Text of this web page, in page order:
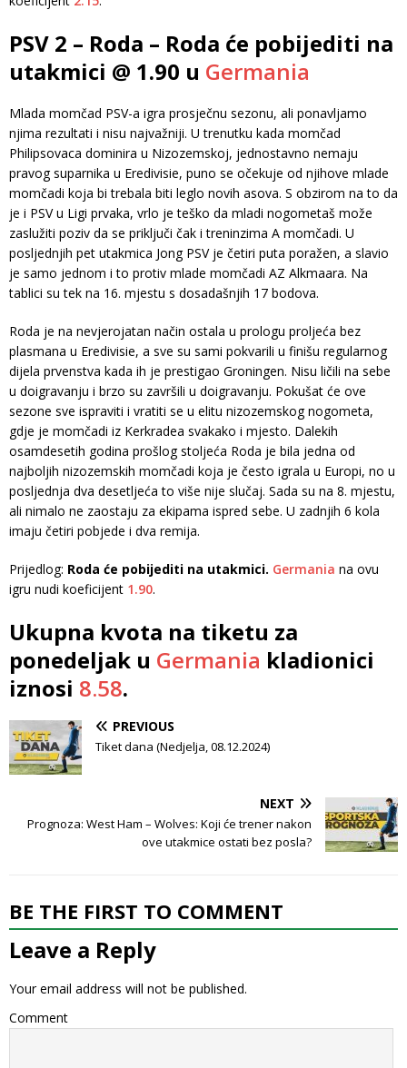
PSV 2 – Roda – Roda će pobijediti na
utakmici @ 1.90 u Germania
Mlada momčad PSV-a igra prosječnu sezonu, ali ponavljamo
njima rezultati i nisu najvažniji. U trenutku kada momčad
Philipsovaca dominira u Nizozemskoj, jednostavno nemaju
pravog suparnika u Eredivisie, puno se očekuje od njihove mlade
momčadi koja bi trebala biti leglo novih asova. S obzirom na to da
je i PSV u Ligi prvaka, vrlo je teško da mladi nogometaš može
zaslužiti poziv da se priključi čak i treninzima A momčadi. U
posljednjih pet utakmica Jong PSV je četiri puta poražen, a slavio
je samo jednom i to protiv mlade momčadi AZ Alkmaara. Na
tablici su tek na 16. mjestu s dosadašnjih 17 bodova.
Roda je na nevjerojatan način ostala u prologu proljeća bez
plasmana u Eredivisie, a sve su sami pokvarili u finišu regularnog
dijela prvenstva kada ih je prestigao Groningen. Nisu ličili na sebe
u doigravanju i brzo su završili u doigravanju. Pokušat će ove
sezone sve ispraviti i vratiti se u elitu nizozemskog nogometa,
gdje je momčadi iz Kerkradea svakako i mjesto. Dalekih
osamdesetih godina prošlog stoljeća Roda je bila jedna od
najboljih nizozemskih momčadi koja je često igrala u Europi, no u
posljednja dva desetljeća to više nije slučaj. Sada su na 8. mjestu,
ali nimalo ne zaostaju za ekipama ispred sebe. U zadnjih 6 kola
imaju četiri pobjede i dva remija.
Prijedlog: Roda će pobijediti na utakmici. Germania na ovu
igru nudi koeficijent 1.90.
Ukupna kvota na tiketu za
ponedeljak u Germania kladionici
iznosi 8.58.
PREVIOUS
Tiket dana (Nedjelja, 08.12.2024)
NEXT
Prognoza: West Ham – Wolves: Koji će trener nakon
ove utakmice ostati bez posla?
BE THE FIRST TO COMMENT
Leave a Reply
Your email address will not be published.
Comment